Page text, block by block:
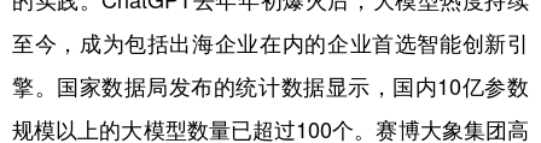
广东 广西 海南 重庆
四川 贵州 云南 西藏
至今，成为包括出海企业在内的企业首选智能创新引
擎。国家数据局发布的统计数据显示，国内10亿参数
规模以上的大模型数量已超过100个。赛博大象集团高